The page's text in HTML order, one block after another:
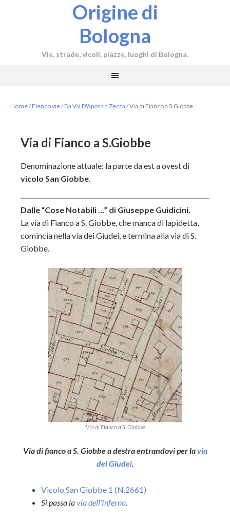
Origine di
Bologna
Vie, strade, vicoli, piazze, luoghi di Bologna.
Home/Elenco vie/Da Val D'Aposa a Zecca /Via di Fianco a S.Giobbe
Via di Fianco a S.Giobbe
Denominazione attuale: la parte da est a ovest di
vicolo San Giobbe.
Dalle “Cose Notabili …” di Giuseppe Guidicini.
La via di Fianco a S. Giobbe, che manca di lapidetta,
comincia nella via dei Giudei, e termina alla via di S.
Giobbe.
Via di Fianco a S. Giobbe
Via di fianco a S. Giobbe a destra entrandovi per lavia
dei Giudei.
Vicolo San Giobbe 1 (N.2661)
Si passa lavia dell’Inferno.